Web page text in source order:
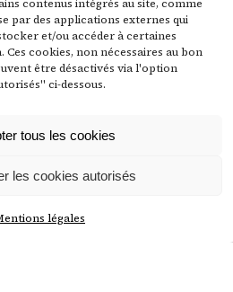
contenus intégrés au site, comme
par des applications externes qui
et/ou accéder à certaines
cookies, non nécessaires au bon
être désactivés via l'option
ci-dessous.
tous les cookies
les cookies autorisés
légales
!
écologique !
4 octobre
2024